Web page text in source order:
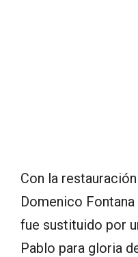
Con la
Domenico
fue sustituido por
Pablo para gloria